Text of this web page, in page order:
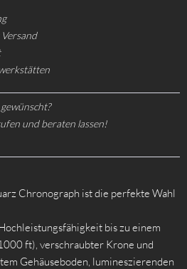
und beraten lassen!
Chronograph ist die perfekte Wahl
bis zu einem
ft), verschraubter Krone und
Gehäuseboden, lumineszierenden